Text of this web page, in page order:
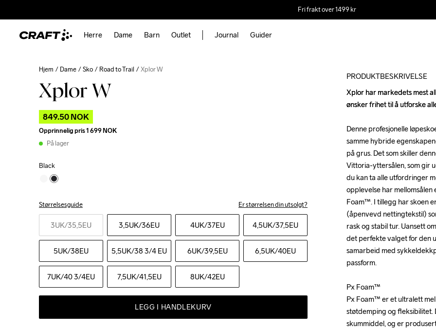
Fri frakt over 1499 kr
Herre Dame Barn Outlet Journal Guider
Hjem Dame Sko Road to Trail Xplor W
Xplor W
849.50 NOK
Opprinnelig pris1 699 NOK
På lager
Black
Størrelsesguide Er størrelsen din utsolgt?
3UK/35,5EU 3,5UK/36EU 4UK/37EU 4,5UK/37,5EU
5UK/38EU 5,5UK/38 3/4 EU 6UK/39,5EU 6,5UK/40EU
7UK/40 3/4EU 7,5UK/41,5EU 8UK/42EU
LEGG I HANDLEKURV
PRODUKTBESKRIVELSE
Xplor har markedets mest
ønsker frihet til å utforske
Denne profesjonelle
samme hybride
på grus. Det som skiller
Vittoria-yttersålen, som gir
du kan ta alle utfordringer
opplevelse har
Foam™. I tillegg har skoen
(åpenvevd nettingtekstil)
rask og stabil tur. Uansett
det perfekte valget for den
samarbeid med
passform.
Px Foam™
Px Foam™ er et ultralett
støtdemping og fleksibilitet.
skummiddel, og er
Xplor har markedets mest
ønsker frihet til å utforske
Denne profesjonelle
samme hybride
på grus. Det som skiller
Vittoria-yttersålen, som gir
du kan ta alle utfordringer
opplevelse har
Foam™. I tillegg har skoen
(åpenvevd nettingtekstil)
rask og stabil tur. Uansett
det perfekte valget for den
samarbeid med
passform.
Px Foam™
Px Foam™ er et ultralett
støtdemping og fleksibilitet.
skummiddel, og er